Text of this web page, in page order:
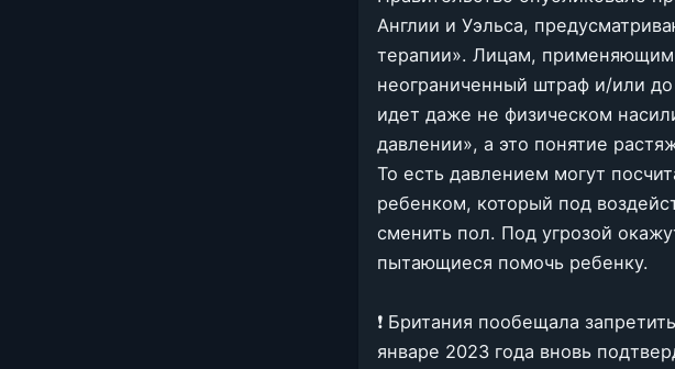
Англии и Уэльса,
терапии». Лицам, применяющим
неограниченный штраф и/или
идет даже не физическом
давлении», а это понятие
То есть давлением могут
ребенком, который под
сменить пол. Под угрозой
пытающиеся помочь ребенку.
❗️ Британия пообещала
январе 2023 года вновь